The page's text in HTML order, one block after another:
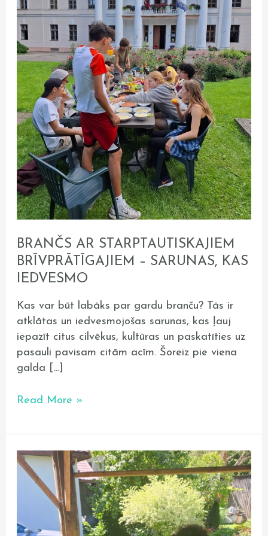
BRANČS AR STARPTAUTISKAJIEM
BRĪVPRĀTĪGAJIEM – SARUNAS, KAS
IEDVESMO
Kas var būt labāks par gardu branču? Tās ir
atklātas un iedvesmojošas sarunas, kas ļauj
iepazīt citus cilvēkus, kultūras un paskatīties uz
pasauli pavisam citām acīm. Šoreiz pie viena
galda […]
kas
iedvesmo
Read More »
12
putnu
būrīši
12